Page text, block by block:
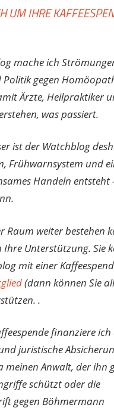
UM IHRE
mache ich
Politik gegen
Ärzte, Heilpraktiker
was passiert.
ist der Watchblog
Frühwarnsystem und
Handeln entsteht
Raum weiter bestehen
Unterstützung. Sie
mit einer
(dann können Sie
.
finanziere ich
juristische
meinen Anwalt, der ihn
schützt oder die
gegen Böhmermann